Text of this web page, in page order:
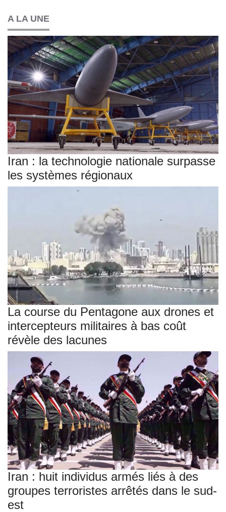
A LA UNE
Iran : la technologie nationale surpasse
les systèmes régionaux
La course du Pentagone aux drones et
intercepteurs militaires à bas coût
révèle des lacunes
Iran : huit individus armés liés à des
groupes terroristes arrêtés dans le sud-
est